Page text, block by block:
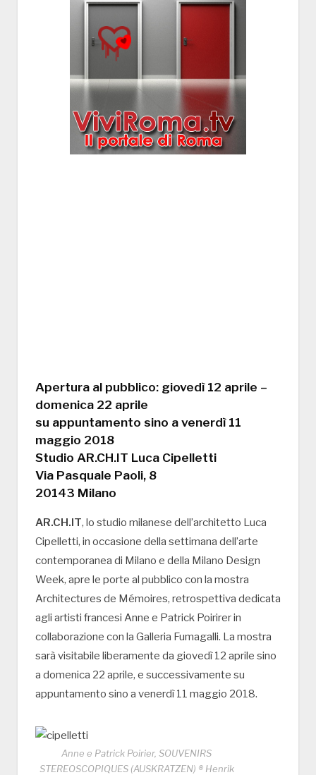
Apertura al pubblico: giovedì 12 aprile –
domenica 22 aprile
su appuntamento sino a venerdì 11
maggio 2018
Studio AR.CH.IT Luca Cipelletti
Via Pasquale Paoli, 8
20143 Milano
AR.CH.IT, lo studio milanese dell’architetto Luca
Cipelletti, in occasione della settimana dell’arte
contemporanea di Milano e della Milano Design
Week, apre le porte al pubblico con la mostra
Architectures de Mémoires, retrospettiva dedicata
agli artisti francesi Anne e Patrick Poirirer in
collaborazione con la Galleria Fumagalli. La mostra
sarà visitabile liberamente da giovedì 12 aprile sino
a domenica 22 aprile, e successivamente su
appuntamento sino a venerdì 11 maggio 2018.
Anne e Patrick Poirier, SOUVENIRS
STEREOSCOPIQUES (AUSKRATZEN) ® Henrik